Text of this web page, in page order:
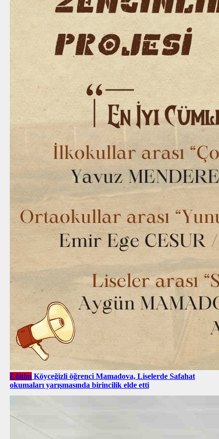
Eğitim Köyceğizli öğrenci Mamadova, Liselerde Safahat
okumaları yarışmasında birincilik elde etti